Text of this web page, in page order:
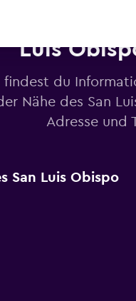
Luis
findest du
Nähe des San
Adresse und
San Luis Obispo